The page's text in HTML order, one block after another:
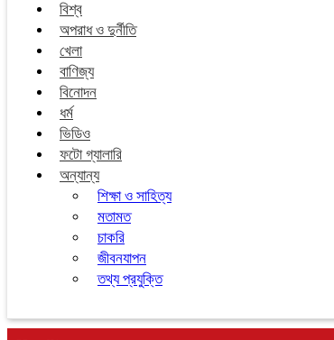
বিশ্ব
অপরাধ ও দুর্নীতি
খেলা
বাণিজ্য
বিনোদন
ধর্ম
ভিডিও
ফটো গ্যালারি
অন্যান্য
শিক্ষা ও সাহিত্য
মতামত
চাকরি
জীবনযাপন
তথ্য প্রযুক্তি